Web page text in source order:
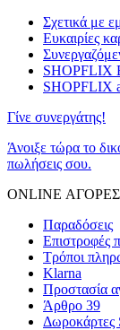
Σχετικά με
Ευκαιρίες
SHOPFLIX
SHOPFLIX
Γίνε συνεργάτης!
Άνοιξε τώρα το
πωλήσεις σου.
ONLINE ΑΓΟΡΕΣ
Παραδόσεις
Επιστροφές
Τρόποι
Klarna
Προστασία
Άρθρο 39